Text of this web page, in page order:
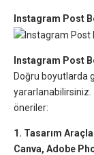
Instagram Post
Instagram Post
Doğru boyutlarda
yararlanabilirsiniz.
öneriler:
1. Tasarım
Canva, Adobe